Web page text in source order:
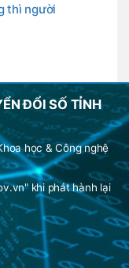
thì người
ĐỔI SỐ TỈNH
học & Công nghệ
khi phát hành lại